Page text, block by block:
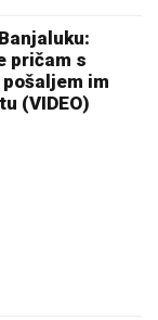
pričam s
im
(VIDEO)